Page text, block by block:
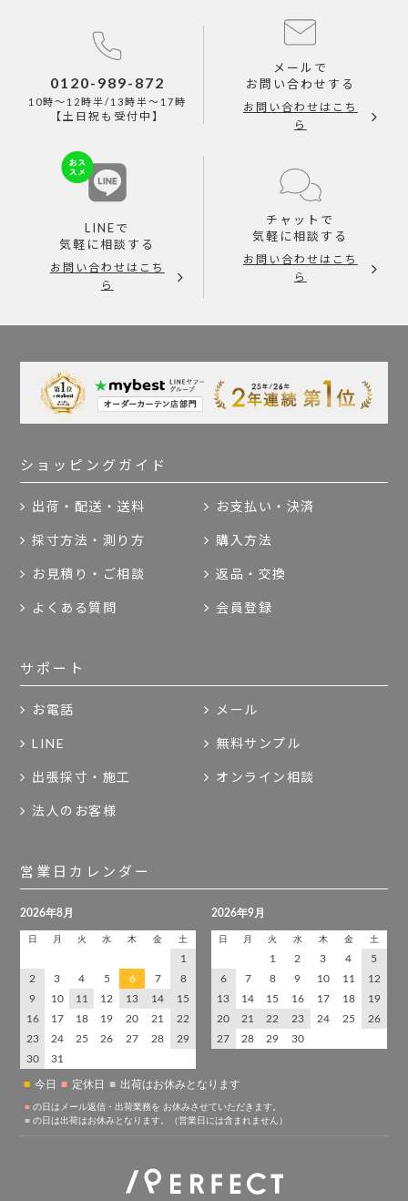
0120-989-872
10時～12時半/13時半～17時
【土日祝も受付中】
メールで
お問い合わせする
お問い合わせはこち
ら
LINEで
気軽に相談する
お問い合わせはこち
ら
チャットで
気軽に相談する
お問い合わせはこち
ら
ショッピングガイド
出荷・配送・送料 お支払い・決済
採寸方法・測り方 購入方法
お見積り・ご相談 返品・交換
よくある質問 会員登録
サポート
お電話 メール
LINE 無料サンプル
出張採寸・施工 オンライン相談
法人のお客様
営業日カレンダー